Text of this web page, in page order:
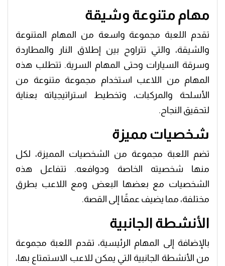
مهام متنوعة وشيقة
تقدم اللعبة مجموعة واسعة من المهام المتنوعة
والشيقة، والتي تتراوح بين إطلاق النار والمطاردة
وسرقة السيارات وحتى المهام السرية. تتطلب هذه
المهام من اللاعب استخدام مجموعة متنوعة من
الأسلحة والمركبات، وتخطيط استراتيجياته بعناية
لتحقيق النجاح.
شخصيات مميزة
تضم اللعبة مجموعة من الشخصيات المميزة، لكل
منها شخصيته الخاصة ودوافعه. تتفاعل هذه
الشخصيات مع بعضها البعض ومع اللاعب بطرق
مختلفة، مما يضيف عمقًا إلى القصة.
الأنشطة الجانبية
بالإضافة إلى المهام الرئيسية، تقدم اللعبة مجموعة
من الأنشطة الجانبية التي يمكن للاعب الاستمتاع بها،